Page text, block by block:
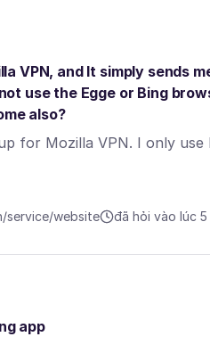
VPN, and It simply sends
use the Egge or Bing
also?
for Mozilla VPN. I only use
service/website đã hỏi vào lúc
app